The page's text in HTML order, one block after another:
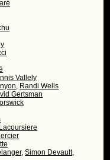
Vallely
, Randi Wells
Gertsman
,Simon Devault,